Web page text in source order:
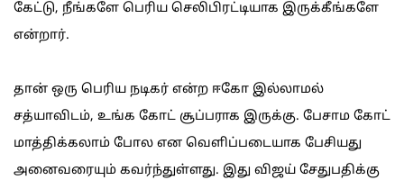
கேட்டு, நீங்களே பெரிய செலிபிரட்டியாக இருக்கீங்களே
என்றார்.
தான் ஒரு பெரிய நடிகர் என்ற ஈகோ இல்லாமல்
சத்யாவிடம், உங்க கோட் சூப்பராக இருக்கு. பேசாம கோட்
மாத்திக்கலாம் போல என வெளிப்படையாக பேசியது
அனைவரையும் கவர்ந்துள்ளது. இது விஜய் சேதுபதிக்கு